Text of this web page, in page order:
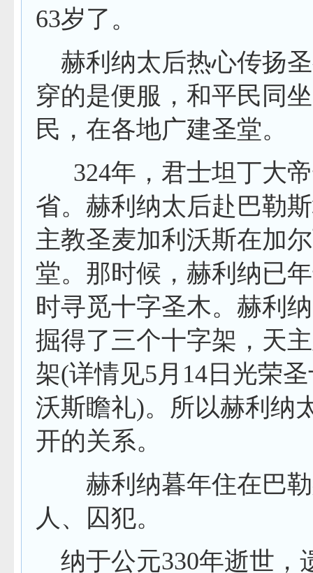
63岁了。
赫利纳太后热心传扬
穿的是便服，和平民同
民，在各地广建圣堂。
324年，君士坦丁大
省。赫利纳太后赴巴勒
主教圣麦加利沃斯在加
堂。那时候，赫利纳已
时寻觅十字圣木。赫利
掘得了三个十字架，天
架(详情见5月 14 日 光荣
沃斯瞻礼)。所以赫利纳
开的关系。
赫利纳暮年住在巴勒
人、囚犯。
纳于公元330年逝世，